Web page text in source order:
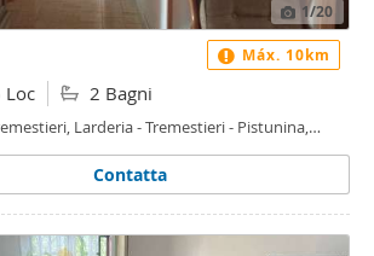
1/20
Loc 2 Bagni
Larderia - Tremestieri - Pistunina,
Contatta
Máx. 10km